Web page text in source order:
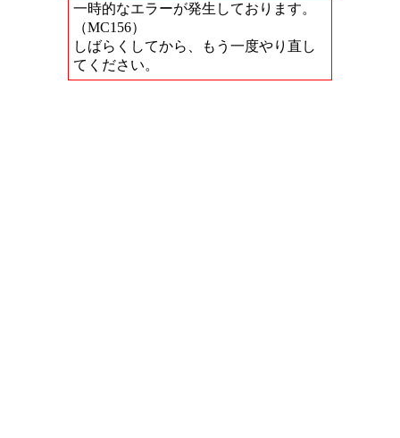
一時的なエラーが発生しております。
（MC156）
しばらくしてから、もう一度やり直し
てください。